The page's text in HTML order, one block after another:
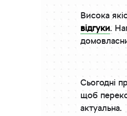
Висока
відгуки.
Сьогодні
щоб
актуальна.